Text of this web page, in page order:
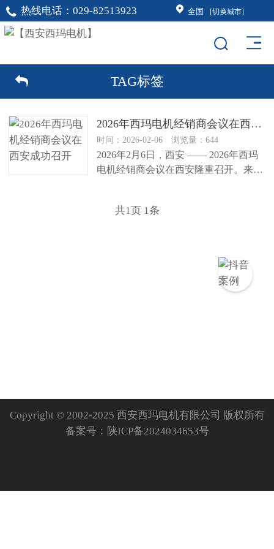
热线电话： 029-82513923 全国 [切换城市]
TAG标签
2026年西玛电机经销商会议在西安成功召开
时间：2026-02-06 浏览量：644
2026年2月6日，西安 —— 2026年西玛
电机经销商会议在西安隆重召开。来自
共1页 1条
Copyright © 2002-2025 西安西玛电机有限公司 版权所有
备案号： 陕ICP备2024034653号